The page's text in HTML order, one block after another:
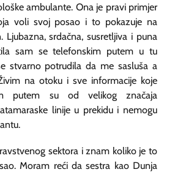
ambulante. Ona je pravi primjer
voli svoj posao i to pokazuje na
Ljubazna, srdačna, susretljiva i puna
sam se telefonskim putem u tu
stvarno potrudila da me sasluša a
na otoku i sve informacije koje
putem su od velikog značaja
linije u prekidu i nemogu
sektora i znam koliko je to
Moram reći da sestra kao Dunja